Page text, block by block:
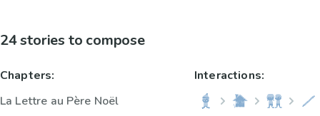
24 stories to compose
Chapters:
La Lettre au Père Noël
Interactions: